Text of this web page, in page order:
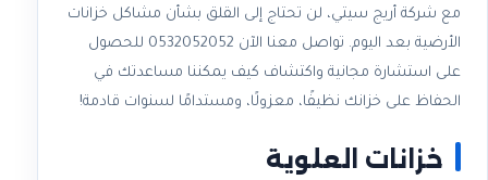
مع شركة أريج سيتي، لن تحتاج إلى القلق بشأن مشاكل خزانات
الأرضية بعد اليوم. تواصل معنا الآن 0532052052 للحصول
على استشارة مجانية واكتشاف كيف يمكننا مساعدتك في
الحفاظ على خزانك نظيفًا، معزولًا، ومستدامًا لسنوات قادمة!
خزانات العلوية